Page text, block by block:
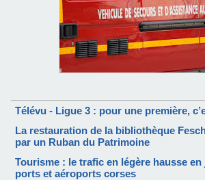
Télévu - Ligue 3 : pour une première,
La restauration de la bibliothèque
par un Ruban du Patrimoine
Tourisme : le trafic en légère hausse
ports et aéroports corses